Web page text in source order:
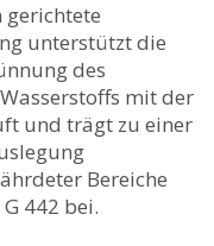
gerichtete
unterstützt die
des
mit der
und trägt zu einer
Bereiche
442 bei.